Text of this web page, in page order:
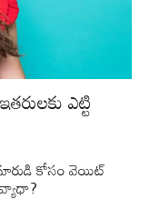
ఎట్టి
కోసం వెయిట్